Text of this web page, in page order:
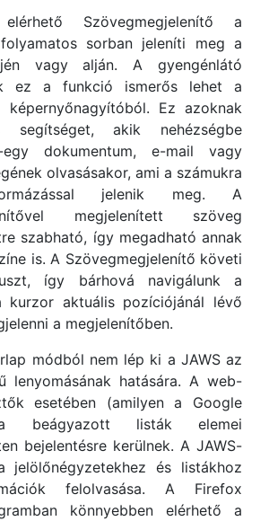
Szövegmegjelenítő a
sorban jeleníti meg a
vagy alján. A gyengénlátó
ez a funkció ismerős lehet a
képernyőnagyítóból. Ez azoknak
segítséget, akik nehézségbe
egy dokumentum, e-mail vagy
olvasásakor, ami a számukra
jelenik meg. A
megjelenített szöveg
szabható, így megadható annak
is. A Szövegmegjelenítő követi
így bárhová navigálunk a
kurzor aktuális pozíciójánál lévő
a megjelenítőben.
módból nem lép ki a JAWS az
lenyomásának hatására. A web-
esetében (amilyen a Google
listák elemei
bejelentésre kerülnek. A JAWS-
jelölőnégyzetekhez és listákhoz
felolvasása. A Firefox
könnyebben elérhető a